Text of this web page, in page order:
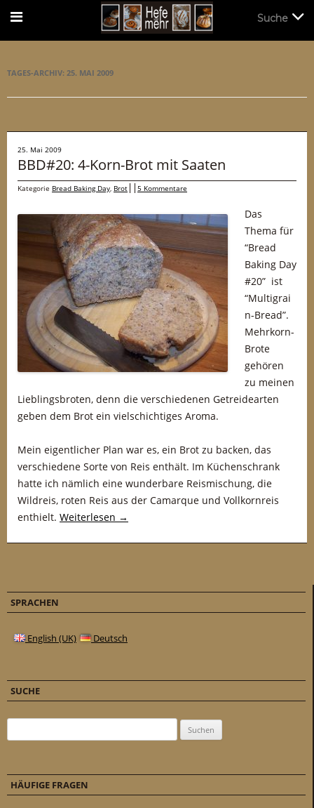
TAGES-ARCHIV: 25. MAI 2009
25. Mai 2009
BBD#20: 4-Korn-Brot mit Saaten
Kategorie Bread Baking Day, Brot 5 Kommentare
Das
Thema für
“Bread
Baking Day
#20” ist
“Multigrai
n-Bread”.
Mehrkorn-
Brote
gehören
zu meinen
Lieblingsbroten, denn die verschiedenen Getreidearten
geben dem Brot ein vielschichtiges Aroma.
Mein eigentlicher Plan war es, ein Brot zu backen, das
verschiedene Sorte von Reis enthält. Im Küchenschrank
hatte ich nämlich eine wunderbare Reismischung, die
Wildreis, roten Reis aus der Camarque und Vollkornreis
enthielt. Weiterlesen →
SPRACHEN
English (UK) Deutsch
SUCHE
HÄUFIGE FRAGEN
Suche
Suche